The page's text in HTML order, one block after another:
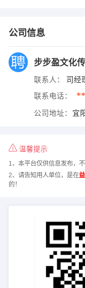
公司信息
步步盈文化
联系人： 司经
联系电话：
公司地址： 宜
温馨提示
1、本平台仅供信息发布，
2、请告知用人单位，是在
的！